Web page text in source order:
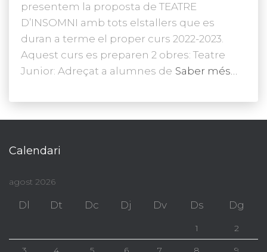
presentem la proposta de TEATRE
D’INSOMNI amb tots elstallers que es
duran a terme el proper curs 2022-2023.
Aquest curs es preparen 2 obres: Teatre
Junior: Adreçat a alumnes de Saber més…
Calendari
agost 2026
Dl Dt Dc Dj Dv Ds Dg
1 2